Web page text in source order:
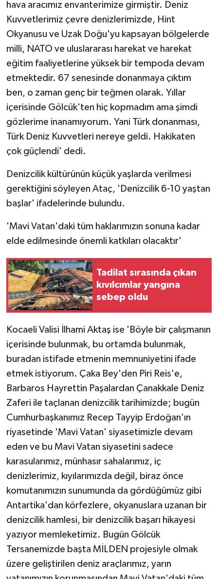
hava aracımız envanterimize girmiştir. Deniz
Kuvvetlerimiz çevre denizlerimizde, Hint
Okyanusu ve Uzak Doğu'yu kapsayan bölgelerde
milli, NATO ve uluslararası harekat ve harekat
eğitim faaliyetlerine yüksek bir tempoda devam
etmektedir. 67 senesinde donanmaya çıktım
ben, o zaman genç bir teğmen olarak. Yıllar
içerisinde Gölcük'ten hiç kopmadım ama şimdi
gözlerime inanamıyorum. Yani Türk donanması,
Türk Deniz Kuvvetleri nereye geldi. Hakikaten
çok güçlendi' dedi.
Denizcilik kültürünün küçük yaşlarda verilmesi
gerektiğini söyleyen Ataç, 'Denizcilik 6-10 yaştan
başlar' ifadelerinde bulundu.
'Mavi Vatan'daki tüm haklarımızın sonuna kadar
elde edilmesinde önemli katkıları olacaktır'
Tadilat sırasında çıkan
kıvılcımlar yangına
sebep oldu
Kocaeli Valisi İlhami Aktaş ise 'Böyle bir çalışmanın
içerisinde bulunmak, bu ortamda bulunmak,
buradan istifade etmenin memnuniyetini ifade
etmek istiyorum. Çaka Bey'den Piri Reis'e,
Barbaros Hayrettin Paşalardan Çanakkale Deniz
Zaferi ile taçlanan denizcilik tarihimizde; bugün
Cumhurbaşkanımız Recep Tayyip Erdoğan'ın
riyasetinde 'Mavi Vatan' siyasetimizle devam
eden ve bu Mavi Vatan siyasetini sadece
karasularımız, münhasır sahalarımız, iç
denizlerimiz, kıyılarımızda değil, biraz önce
komutanımızın sunumunda da gördüğümüz gibi
Antartika'dan körfezlere, okyanuslara uzanan bir
denizcilik hamlesi, bir denizcilik başarı hikayesi
yazıyor memleketimiz. Bugün Gölcük
Tersanemizde başta MİLDEN projesiyle olmak
üzere geliştirilen deniz araçlarımız, yarın